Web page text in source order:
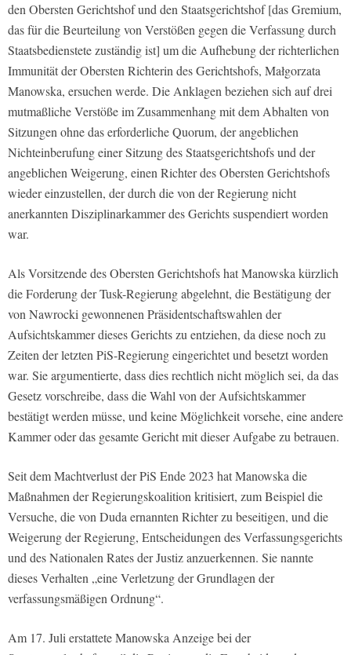
den Obersten Gerichtshof und den Staatsgerichtshof [das Gremium,
das für die Beurteilung von Verstößen gegen die Verfassung durch
Staatsbedienstete zuständig ist] um die Aufhebung der richterlichen
Immunität der Obersten Richterin des Gerichtshofs, Małgorzata
Manowska, ersuchen werde. Die Anklagen beziehen sich auf drei
mutmaßliche Verstöße im Zusammenhang mit dem Abhalten von
Sitzungen ohne das erforderliche Quorum, der angeblichen
Nichteinberufung einer Sitzung des Staatsgerichtshofs und der
angeblichen Weigerung, einen Richter des Obersten Gerichtshofs
wieder einzustellen, der durch die von der Regierung nicht
anerkannten Disziplinarkammer des Gerichts suspendiert worden
war.
Als Vorsitzende des Obersten Gerichtshofs hat Manowska kürzlich
die Forderung der Tusk-Regierung abgelehnt, die Bestätigung der
von Nawrocki gewonnenen Präsidentschaftswahlen der
Aufsichtskammer dieses Gerichts zu entziehen, da diese noch zu
Zeiten der letzten PiS-Regierung eingerichtet und besetzt worden
war. Sie argumentierte, dass dies rechtlich nicht möglich sei, da das
Gesetz vorschreibe, dass die Wahl von der Aufsichtskammer
bestätigt werden müsse, und keine Möglichkeit vorsehe, eine andere
Kammer oder das gesamte Gericht mit dieser Aufgabe zu betrauen.
Seit dem Machtverlust der PiS Ende 2023 hat Manowska die
Maßnahmen der Regierungskoalition kritisiert, zum Beispiel die
Versuche, die von Duda ernannten Richter zu beseitigen, und die
Weigerung der Regierung, Entscheidungen des Verfassungsgerichts
und des Nationalen Rates der Justiz anzuerkennen. Sie nannte
dieses Verhalten „eine Verletzung der Grundlagen der
verfassungsmäßigen Ordnung“.
Am 17. Juli erstattete Manowska Anzeige bei der